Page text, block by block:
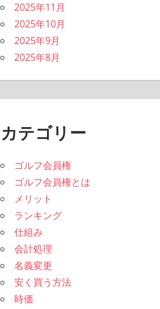
2025年11月
2025年10月
2025年9月
2025年8月
カテゴリー
ゴルフ会員権
ゴルフ会員権とは
メリット
ランキング
仕組み
会計処理
名義変更
安く買う方法
時価